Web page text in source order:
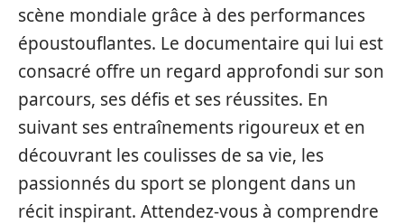
scène mondiale grâce à des performances
époustouflantes. Le documentaire qui lui est
consacré offre un regard approfondi sur son
parcours, ses défis et ses réussites. En
suivant ses entraînements rigoureux et en
découvrant les coulisses de sa vie, les
passionnés du sport se plongent dans un
récit inspirant. Attendez-vous à comprendre